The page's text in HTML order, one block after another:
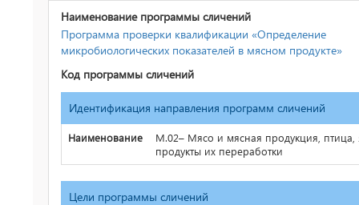
Наименование программы сличений
Программа проверки квалификации «Определение
микробиологических показателей в мясном продукте»
Код программы сличений
Идентификация направления программ сличений
Наименование
М.02– Мясо и мясная продукция, птица,
продукты их переработки
Цели программы сличений